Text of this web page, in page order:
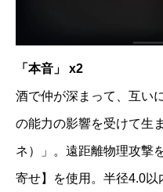
「本音」 x2
酒で仲が深まって、互い
の能力の影響を受けて生
ネ）」。遠距離物理攻撃
寄せ】を使用。半径4.0